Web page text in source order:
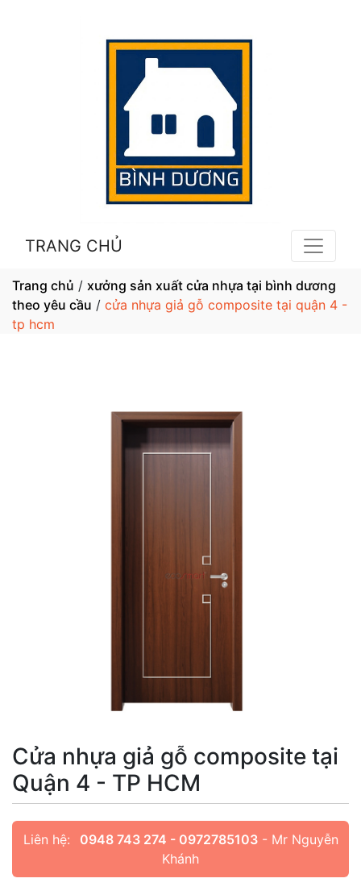
TRANG CHỦ
Trang chủ / xưởng sản xuất cửa nhựa tại bình dương
theo yêu cầu / cửa nhựa giả gỗ composite tại quận 4 -
tp hcm
Cửa nhựa giả gỗ composite tại
Quận 4 - TP HCM
Liên hệ: 0948 743 274 - 0972785103- Mr Nguyễn
Khánh